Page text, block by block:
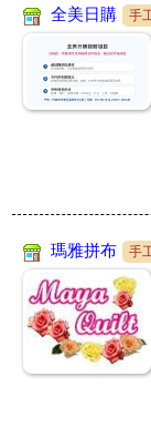
主、團媽、自取店
07/29 購物商城
長期誠招代理,貨
2703
07/29 購物商城
當天現貨｜On昂
全美日購
手
瑪雅拼布
手